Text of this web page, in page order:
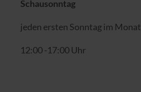
Schausonntag
jeden ersten Sonntag im Monat
12:00 -17:00 Uhr